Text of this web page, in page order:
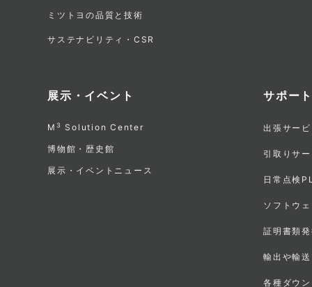
ミツトヨの品質と技術
サステナビリティ・CSR
展示・イベント
M 3 Solution Center
博物館・歴史館
展示・イベントニュース
サポー
出張サー
引取りサ
日常点検
ソフトウ
証明書類
輸出や輸
各種ダウ